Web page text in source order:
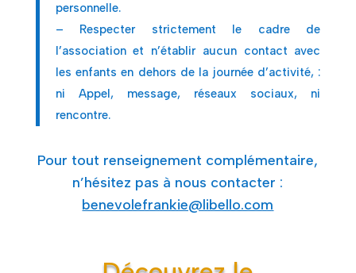
personnelle.
– Respecter strictement le cadre de
l’association et n’établir aucun contact avec
les enfants en dehors de la journée d’activité, :
ni Appel, message, réseaux sociaux, ni
rencontre.
Pour tout renseignement complémentaire,
n’hésitez pas à nous contacter :
benevolefrankie@libello.com